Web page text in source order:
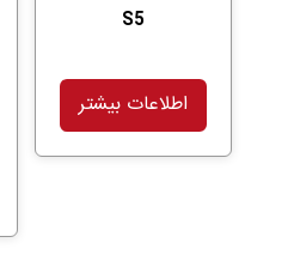
S5
اطلاعات بیشتر